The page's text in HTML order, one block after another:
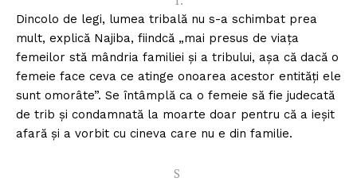
Dincolo de legi, lumea tribală nu s-a schimbat prea
mult, explică Najiba, fiindcă „mai presus de viața
femeilor stă mândria familiei și a tribului, așa că dacă o
femeie face ceva ce atinge onoarea acestor entități ele
sunt omorâte”. Se întâmplă ca o femeie să fie judecată
de trib și condamnată la moarte doar pentru că a ieșit
afară și a vorbit cu cineva care nu e din familie.
S